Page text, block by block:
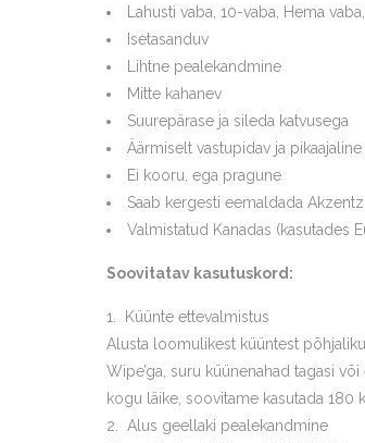
Lahusti vaba, 10-vaba, Hema
Isetasanduv
Lihtne pealekandmine
Mitte kahanev
Suurepärase ja sileda katvusega
Äärmiselt vastupidav ja pikaajaline
Ei kooru, ega pragune
Saab kergesti eemaldada
Valmistatud Kanadas (kasutades
Soovitatav kasutuskord:
Küünte ettevalmistus
Alusta loomulikest küüntest
Wipe’ga, suru küünenahad tagasi
kogu läike, soovitame kasutada 180
Alus geellaki pealekandmine